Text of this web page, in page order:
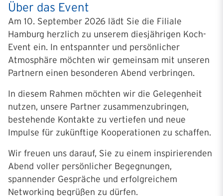
Über das Event
Am 10. September 2026 lädt Sie die Filiale
Hamburg herzlich zu unserem diesjährigen Koch-
Event ein. In entspannter und persönlicher
Atmosphäre möchten wir gemeinsam mit unseren
Partnern einen besonderen Abend verbringen.
In diesem Rahmen möchten wir die Gelegenheit
nutzen, unsere Partner zusammenzubringen,
bestehende Kontakte zu vertiefen und neue
Impulse für zukünftige Kooperationen zu schaffen.
Wir freuen uns darauf, Sie zu einem inspirierenden
Abend voller persönlicher Begegnungen,
spannender Gespräche und erfolgreichem
Networking begrüßen zu dürfen.